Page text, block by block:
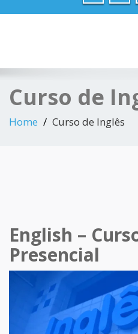
Curso de
Home Curso de Inglês
English –
Presencial